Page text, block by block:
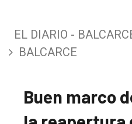
EL DIARIO -
BALCARCE
Buen marco